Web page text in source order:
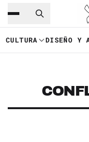
Saltar al
CULTURA DISEÑO Y